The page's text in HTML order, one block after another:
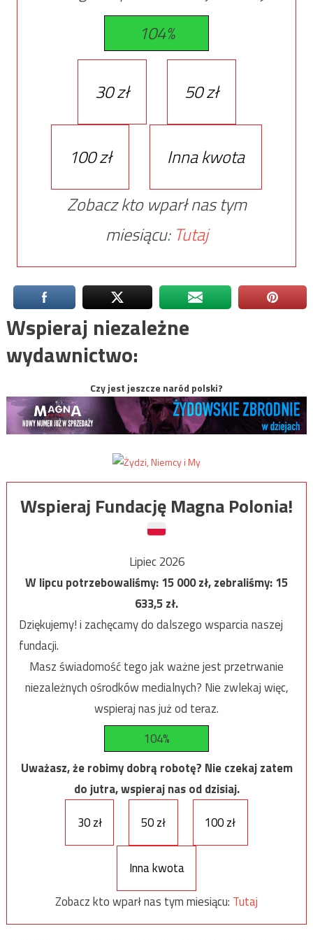
104%
30 zł 50 zł
100 zł
Inna kwota
Zobacz kto wparł nas tym
miesiącu: Tutaj
Wspieraj niezależne
wydawnictwo:
Czy jest jeszcze naród polski?
Wspieraj Fundację Magna Polonia!
Lipiec 2026
W lipcu potrzebowaliśmy:15 000zł, zebraliśmy:15
633,5zł.
Dziękujemy! i zachęcamy do dalszego wsparcia naszej
fundacji.
Masz świadomość tego jak ważne jest przetrwanie
niezależnych ośrodków medialnych? Nie zwlekaj więc,
wspieraj nas już od teraz.
104%
Uważasz, że robimy dobrą robotę? Nie czekaj zatem
do jutra, wspieraj nas od dzisiaj.
30 zł
50 zł 100 zł
Inna kwota
Zobacz kto wparł nas tym miesiącu: Tutaj